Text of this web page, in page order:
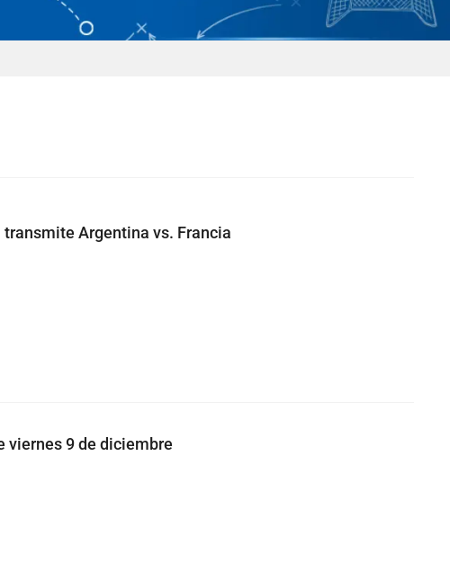
transmite Argentina vs. Francia
viernes 9 de diciembre